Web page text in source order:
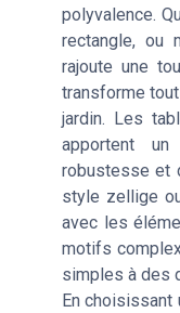
polyvalence.
rectangle, ou
rajoute une
transforme
jardin. Les
apportent
robustesse et
style zellige
avec les
motifs
simples à des
En